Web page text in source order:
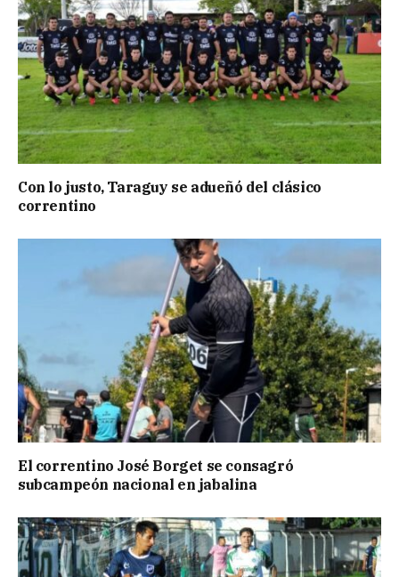
Con lo justo, Taraguy se adueñó del clásico
correntino
El correntino José Borget se consagró
subcampeón nacional en jabalina